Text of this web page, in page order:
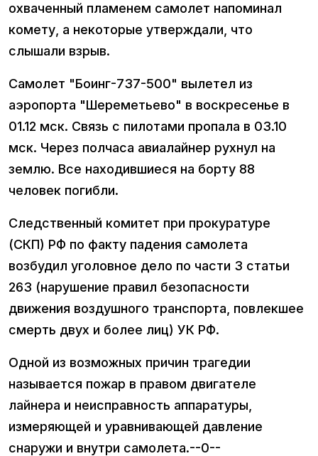
охваченный пламенем самолет напоминал
комету, а некоторые утверждали, что
слышали взрыв.
Самолет "Боинг-737-500" вылетел из
аэропорта "Шереметьево" в воскресенье в
01.12 мск. Связь с пилотами пропала в 03.10
мск. Через полчаса авиалайнер рухнул на
землю. Все находившиеся на борту 88
человек погибли.
Следственный комитет при прокуратуре
(СКП) РФ по факту падения самолета
возбудил уголовное дело по части 3 статьи
263 (нарушение правил безопасности
движения воздушного транспорта, повлекшее
смерть двух и более лиц) УК РФ.
Одной из возможных причин трагедии
называется пожар в правом двигателе
лайнера и неисправность аппаратуры,
измеряющей и уравнивающей давление
снаружи и внутри самолета.--0--